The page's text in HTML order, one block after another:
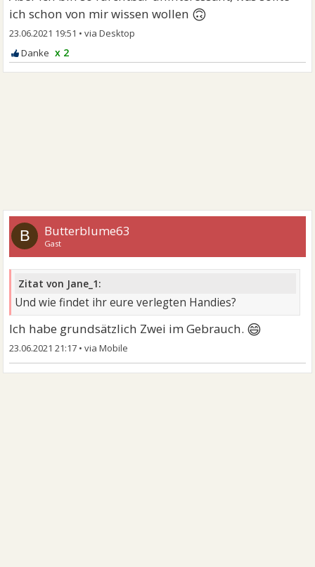
ich schon von mir wissen wollen 🙃
23.06.2021 19:51 •
x 2
B Butterblume63
Gast
Zitat von Jane_1:
Und wie findet ihr eure verlegten Handies?
Ich habe grundsätzlich Zwei im Gebrauch. 😄
23.06.2021 21:17 •